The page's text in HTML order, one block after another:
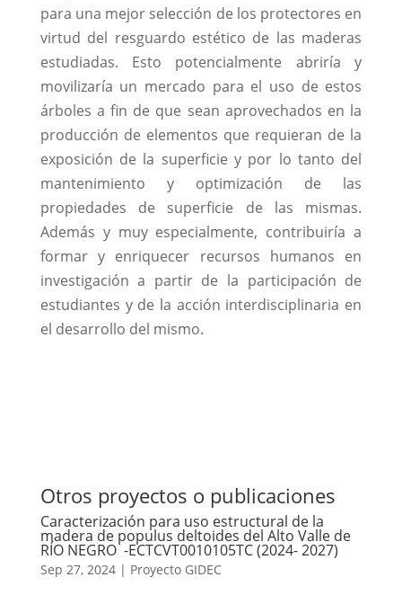
para una mejor selección de los protectores en
virtud del resguardo estético de las maderas
estudiadas. Esto potencialmente abriría y
movilizaría un mercado para el uso de estos
árboles a fin de que sean aprovechados en la
producción de elementos que requieran de la
exposición de la superficie y por lo tanto del
mantenimiento y optimización de las
propiedades de superficie de las mismas.
Además y muy especialmente, contribuiría a
formar y enriquecer recursos humanos en
investigación a partir de la participación de
estudiantes y de la acción interdisciplinaria en
el desarrollo del mismo.
Otros proyectos o publicaciones
Caracterización para uso estructural de la
madera de populus deltoides del Alto Valle de
RÍO NEGRO -ECTCVT0010105TC (2024- 2027)
Sep 27, 2024| Proyecto GIDEC